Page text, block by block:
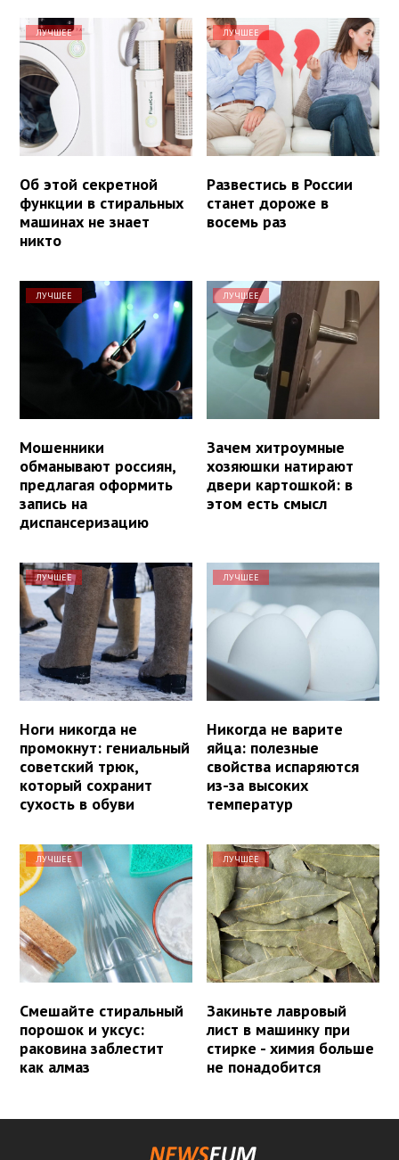
ЛУЧШЕЕ
Об этой секретной
функции в стиральных
машинах не знает
никто
ЛУЧШЕЕ
Развестись в России
станет дороже в
восемь раз
ЛУЧШЕЕ
Мошенники
обманывают россиян,
предлагая оформить
запись на
диспансеризацию
ЛУЧШЕЕ
Зачем хитроумные
хозяюшки натирают
двери картошкой: в
этом есть смысл
ЛУЧШЕЕ
Ноги никогда не
промокнут: гениальный
советский трюк,
который сохранит
сухость в обуви
ЛУЧШЕЕ
Никогда не варите
яйца: полезные
свойства испаряются
из-за высоких
температур
ЛУЧШЕЕ
Смешайте стиральный
порошок и уксус:
раковина заблестит
как алмаз
ЛУЧШЕЕ
Закиньте лавровый
лист в машинку при
стирке - химия больше
не понадобится